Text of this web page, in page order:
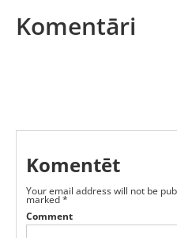
Komentāri
Komentēt
Your email address will not be
marked*
Comment